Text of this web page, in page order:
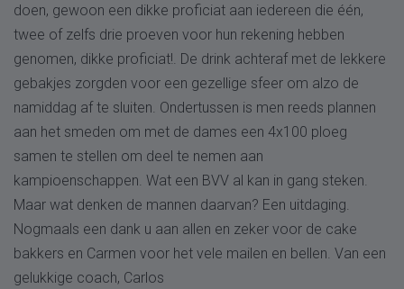
doen, gewoon een dikke proficiat aan iedereen die één,
twee of zelfs drie proeven voor hun rekening hebben
genomen, dikke proficiat!. De drink achteraf met de lekkere
gebakjes zorgden voor een gezellige sfeer om alzo de
namiddag af te sluiten. Ondertussen is men reeds plannen
aan het smeden om met de dames een 4x100 ploeg
samen te stellen om deel te nemen aan
kampioenschappen. Wat een BVV al kan in gang steken.
Maar wat denken de mannen daarvan? Een uitdaging.
Nogmaals een dank u aan allen en zeker voor de cake
bakkers en Carmen voor het vele mailen en bellen. Van een
gelukkige coach, Carlos